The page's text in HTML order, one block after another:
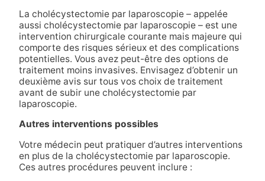
La cholécystectomie par laparoscopie – appelée
aussi cholécystectomie par laparoscopie – est une
intervention chirurgicale courante mais majeure qui
comporte des risques sérieux et des complications
potentielles. Vous avez peut-être des options de
traitement moins invasives. Envisagez d’obtenir un
deuxième avis sur tous vos choix de traitement
avant de subir une cholécystectomie par
laparoscopie.
Autres interventions possibles
Votre médecin peut pratiquer d’autres interventions
en plus de la cholécystectomie par laparoscopie.
Ces autres procédures peuvent inclure :